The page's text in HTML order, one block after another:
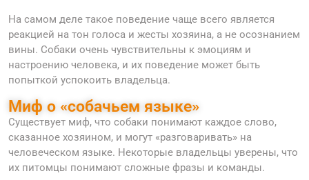
На самом деле такое поведение чаще всего является
реакцией на тон голоса и жесты хозяина, а не осознанием
вины. Собаки очень чувствительны к эмоциям и
настроению человека, и их поведение может быть
попыткой успокоить владельца.
Миф о «собачьем языке»
Существует миф, что собаки понимают каждое слово,
сказанное хозяином, и могут «разговаривать» на
человеческом языке. Некоторые владельцы уверены, что
их питомцы понимают сложные фразы и команды.